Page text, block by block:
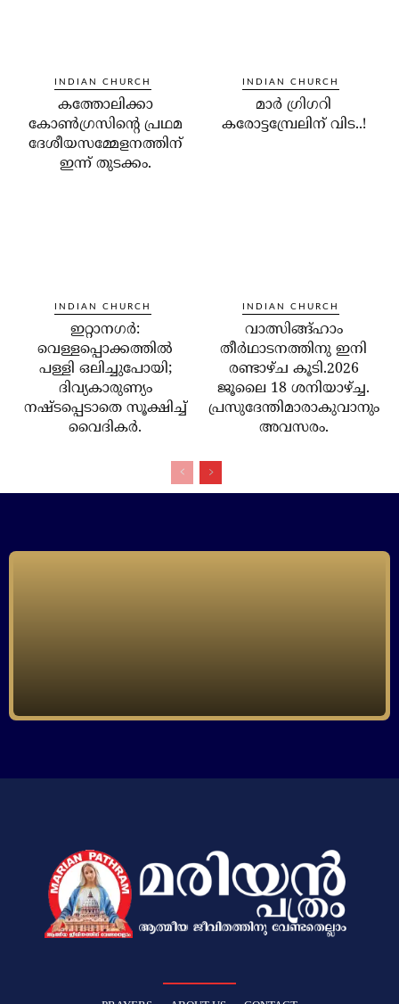
INDIAN CHURCH
കത്തോലിക്കാ
കോണ്‍ഗ്രസിന്റെ പ്രഥമ
ദേശീയസമ്മേളനത്തിന്
ഇന്ന് തുടക്കം.
INDIAN CHURCH
മാര്‍ ഗ്രിഗറി
കരോട്ടമ്പ്രേലിന് വിട..!
INDIAN CHURCH
ഇറ്റാനഗര്‍:
വെള്ളപ്പൊക്കത്തില്‍
പള്ളി ഒലിച്ചുപോയി;
ദിവ്യകാരുണ്യം
നഷ്ടപ്പെടാതെ സൂക്ഷിച്ച്
വൈദികര്‍.
INDIAN CHURCH
വാത്സിങ്ങ്ഹാം
തീർഥാടനത്തിനു ഇനി
രണ്ടാഴ്ച കൂടി.2026
ജൂലൈ 18 ശനിയാഴ്ച്ച.
പ്രസുദേന്തിമാരാകുവാനും
അവസരം.